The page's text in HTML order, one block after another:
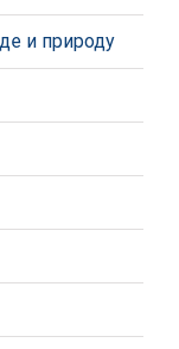
и природу